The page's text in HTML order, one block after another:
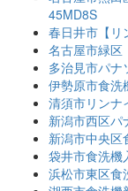
45MD8S
春日井市【リ
名古屋市緑区
多治見市パナ
伊勢原市食洗
清須市リン
新潟市西区パ
新潟市中央区
袋井市食洗機
浜松市東区食